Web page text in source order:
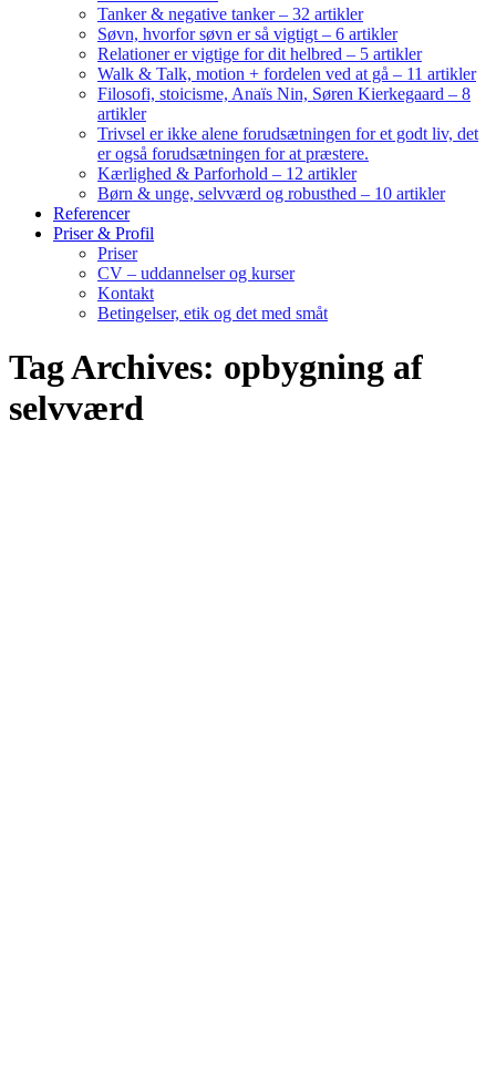
Tanker & negative tanker – 32 artikler
Søvn, hvorfor søvn er så vigtigt – 6 artikler
Relationer er vigtige for dit helbred – 5 artikler
Walk & Talk, motion + fordelen ved at gå – 11 artikler
Filosofi, stoicisme, Anaïs Nin, Søren Kierkegaard – 8
artikler
Trivsel er ikke alene forudsætningen for et godt liv, det
er også forudsætningen for at præstere.
Kærlighed & Parforhold – 12 artikler
Børn & unge, selvværd og robusthed – 10 artikler
Referencer
Priser & Profil
Priser
CV – uddannelser og kurser
Kontakt
Betingelser, etik og det med småt
Tag Archives: opbygning af
selvværd